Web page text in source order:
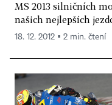
MS 2013 silničních
našich nejlepších
18. 12. 2012 ▪ 2 min. čtení